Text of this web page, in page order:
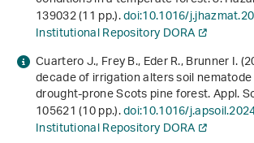
139032 (11 pp.).doi:10.1016/
Institutional Repository DORA
Cuartero J., Frey B., Eder R., Brunner I.
decade of irrigation alters soil
drought-prone Scots pine forest. Appl.
105621 (10 pp.).doi:10.1016/
Institutional Repository DORA